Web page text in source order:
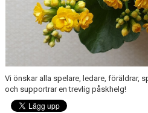
Vi önskar alla spelare, ledare, föräldrar,
och supportrar en trevlig påskhelg!